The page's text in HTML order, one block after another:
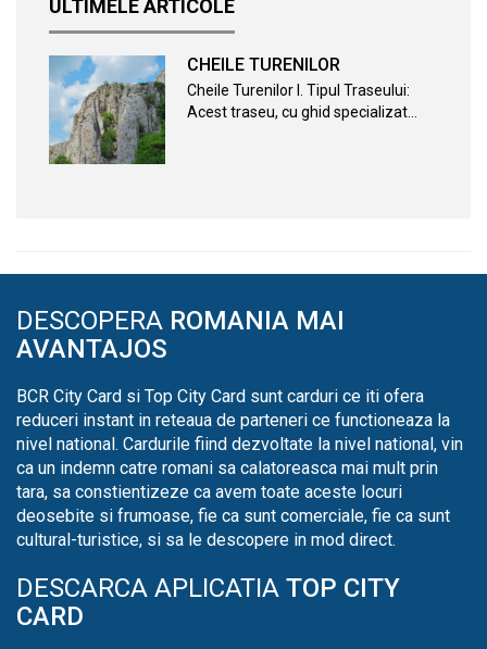
ULTIMELE ARTICOLE
CHEILE TURENILOR
Cheile Turenilor I. Tipul Traseului:
Acest traseu, cu ghid specializat…
DESCOPERA ROMANIA MAI
AVANTAJOS
BCR City Card si Top City Card sunt carduri ce iti ofera
reduceri instant in reteaua de parteneri ce functioneaza la
nivel national. Cardurile fiind dezvoltate la nivel national, vin
ca un indemn catre romani sa calatoreasca mai mult prin
tara, sa constientizeze ca avem toate aceste locuri
deosebite si frumoase, fie ca sunt comerciale, fie ca sunt
cultural-turistice, si sa le descopere in mod direct.
DESCARCA APLICATIA TOP CITY
CARD